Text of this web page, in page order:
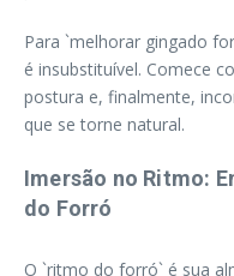
Para `melhorar gingado
é insubstituível. Comece
postura e, finalmente,
que se torne natural.
Imersão no Ritmo:
do Forró
O `ritmo do forró` é sua